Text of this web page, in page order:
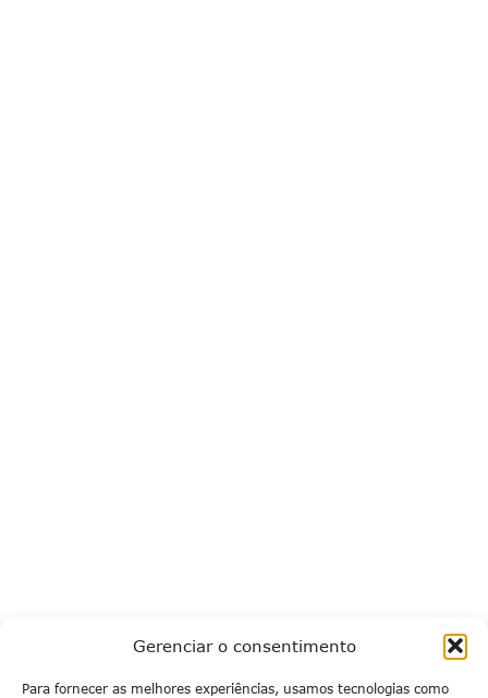
Gerenciar o consentimento
Para fornecer as melhores experiências, usamos tecnologias como